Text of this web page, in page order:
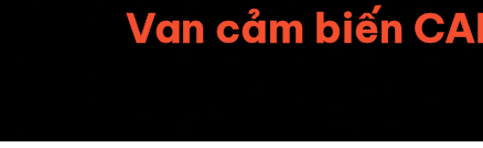
Van cảm biến